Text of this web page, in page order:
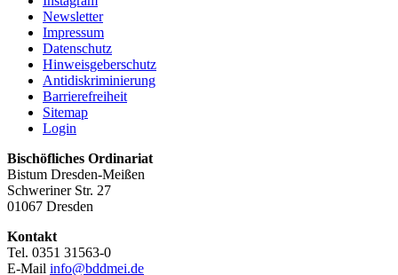
Newsletter
Impressum
Datenschutz
Hinweisgeberschutz
Antidiskriminierung
Barrierefreiheit
Sitemap
Login
Bischöfliches Ordinariat
Bistum Dresden-Meißen
Schweriner Str. 27
01067 Dresden
Kontakt
Tel. 0351 31563-0
E-Mail info@bddmei.de